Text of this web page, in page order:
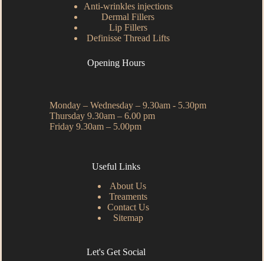
Anti-wrinkles injections
Dermal Fillers
Lip Fillers
Definisse Thread Lifts
Opening Hours
Monday – Wednesday – 9.30am - 5.30pm
Thursday 9.30am – 6.00 pm
Friday 9.30am – 5.00pm
Useful Links
About Us
Treaments
Contact Us
Sitemap
Let's Get Social